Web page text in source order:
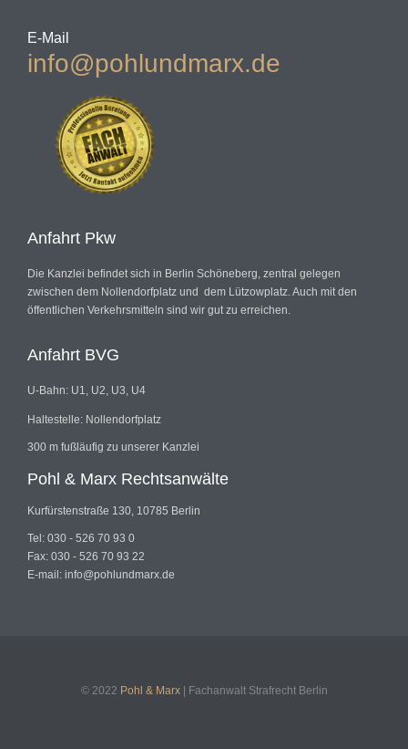
E-Mail
info@pohlundmarx.de
Anfahrt Pkw
Die Kanzlei befindet sich in Berlin Schöneberg, zentral gelegen
zwischen dem Nollendorfplatz und dem Lützowplatz. Auch mit den
öffentlichen Verkehrsmitteln sind wir gut zu erreichen.
Anfahrt BVG
U-Bahn: U1, U2, U3, U4
Haltestelle: Nollendorfplatz
300 m fußläufig zu unserer Kanzlei
Pohl & Marx Rechtsanwälte
Kurfürstenstraße 130, 10785 Berlin
Tel: 030 - 526 70 93 0
Fax: 030 - 526 70 93 22
E-mail: info@pohlundmarx.de
© 2022 Pohl & Marx| Fachanwalt Strafrecht Berlin